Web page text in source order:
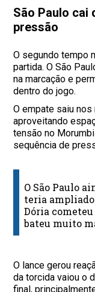
São Paulo cai
pressão
O segundo tempo
partida. O São
na marcação e
dentro do jogo.
O empate saiu
aproveitando
tensão no
sequência de
O São Paulo
teria
Dória
bateu muito
O lance gerou
da torcida vaiou o
final,